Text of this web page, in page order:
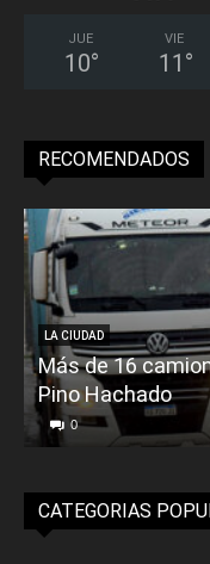
JUE
10°
VIE
11 °
RECOMENDADOS
LA CIUDAD
Más de 16
Pino Hachado
0
CATEGORIAS